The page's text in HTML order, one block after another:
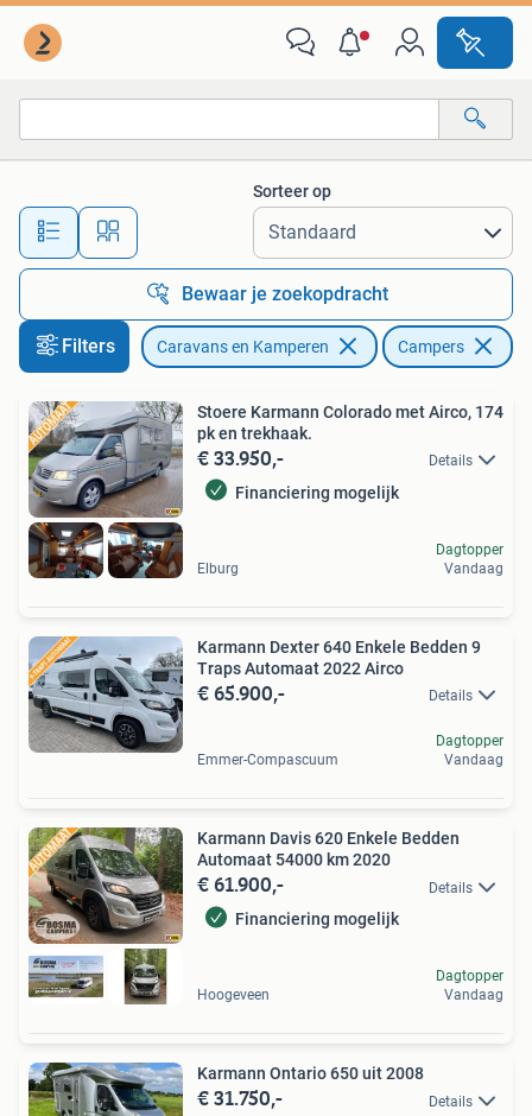
Alle afstanden…
Sorteer op
Bewaar je zoekopdracht
Filters Caravans en Kamperen Campers
Stoere Karmann Colorado met Airco, 174
pk en trekhaak.
€ 33.950,- Details
Financiering mogelijk
Elburg
Dagtopper
Vandaag
Karmann Dexter 640 Enkele Bedden 9
Traps Automaat 2022 Airco
€ 65.900,- Details
Emmer-Compascuum
Dagtopper
Vandaag
Karmann Davis 620 Enkele Bedden
Automaat 54000 km 2020
€ 61.900,- Details
Financiering mogelijk
Hoogeveen
Dagtopper
Vandaag
Karmann Ontario 650 uit 2008
€ 31.750,- Details